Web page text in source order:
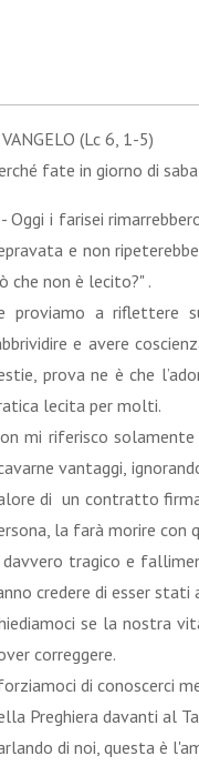
(Lc 6, 1-5)
fate in giorno di
- Oggi i farisei
e non
che non è lecito?" .
proviamo a riflettere
e avere
prova ne è che
lecita per molti.
mi riferisco
vantaggi,
di un contratto
la farà morire con
davvero tragico e
credere di esser stati
se la nostra
correggere.
di conoscerci
Preghiera davanti al
di noi, questa è